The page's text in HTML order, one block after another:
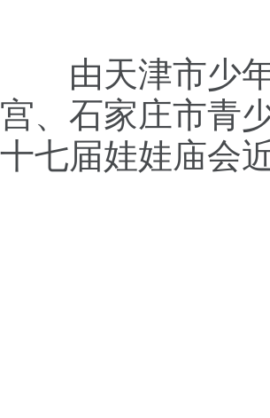
由天津市少
宫、石家庄市青
十七届娃娃庙会